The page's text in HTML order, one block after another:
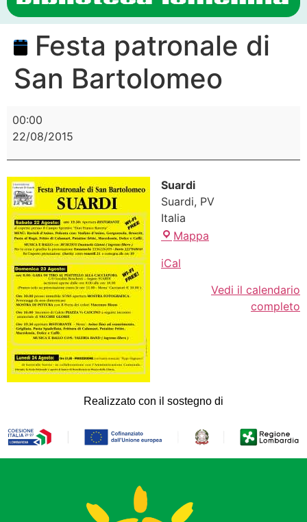
Festa patronale di
San Bartolomeo
00:00
22/08/2015
Suardi
Suardi, PV
Italia
Mappa
iCal
Vedi il calendario
completo
Realizzato con il sostegno di